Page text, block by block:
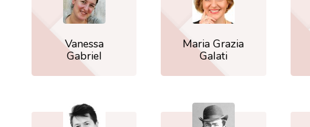
Vanessa
Gabriel
Maria Grazia
Galati